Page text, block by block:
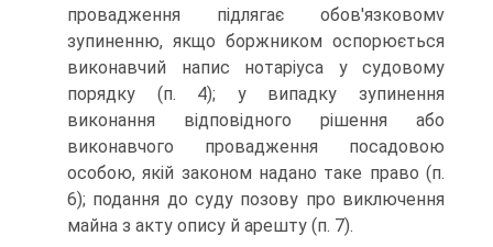
провадження підлягає oбoв'язкoвoмv
зупиненню, якщо боржником оспорюється
виконавчий напис нотаріуса у судовому
порядку (п. 4); у випадку зупинення
виконання відповідного рішення або
виконавчого провадження посадовою
особою, якій законом надано таке право (п.
6); подання до суду позову про виключення
майна з акту опису й арешту (п. 7).